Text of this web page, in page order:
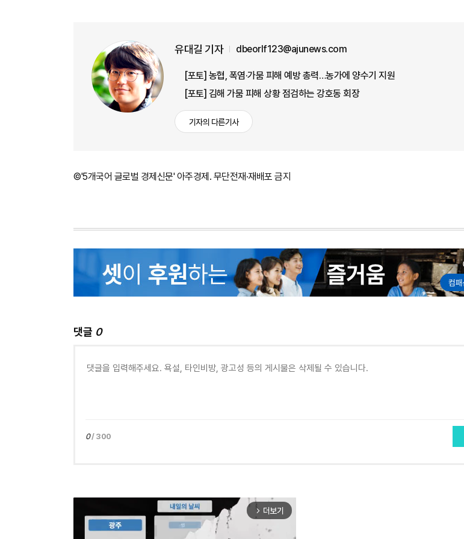
유대길 기자 dbeorlf123@ajunews.com
[포토] 농협, 폭염·가뭄 피해 예방 총력…농가에 양수기 지원
[포토] 김해 가뭄 피해 상황 점검하는 강호동 회장
기자의 다른기사
©'5개국어 글로벌 경제신문' 아주경제. 무단전재·재배포 금지
댓글 0
0/ 300
arrow_forward_ios 더보기